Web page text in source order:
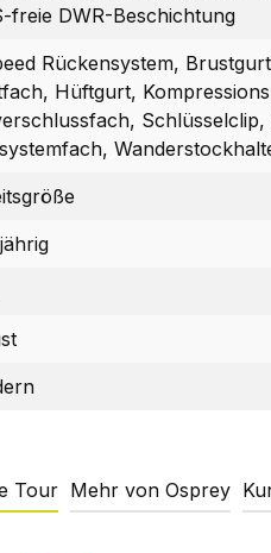
freie DWR-Beschichtung
Rückensystem,
Hüftgurt,
Tour Mehr von Osprey